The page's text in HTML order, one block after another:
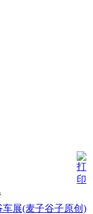
展(麦子谷子原创)